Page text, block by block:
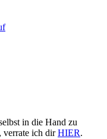
in die Hand zu
verrate ich dirHIER.